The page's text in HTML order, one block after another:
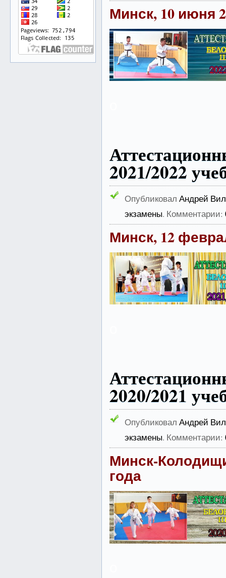
Минск, 10 июня
2021/2022
Опубликовал Андрей
экзамены. Комментарии:
Минск, 12
2020/2021
Опубликовал Андрей
экзамены. Комментарии:
Минск-
года